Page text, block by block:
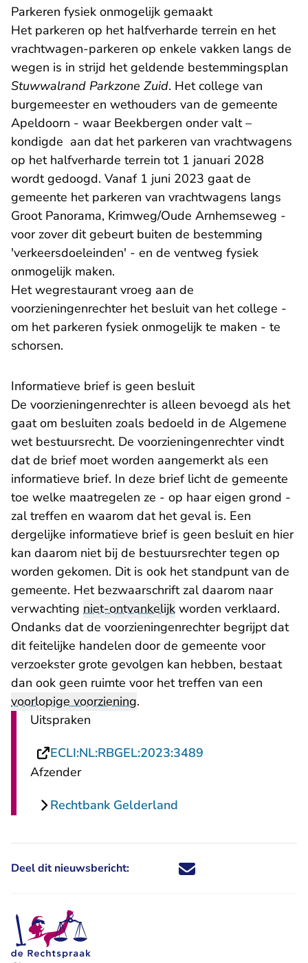
Parkeren fysiek onmogelijk gemaakt
Het parkeren op het halfverharde terrein en het
vrachtwagen-parkeren op enkele vakken langs de
wegen is in strijd het geldende bestemmingsplan
Stuwwalrand Parkzone Zuid. Het college van
burgemeester en wethouders van de gemeente
Apeldoorn - waar Beekbergen onder valt –
kondigde aan dat het parkeren van vrachtwagens
op het halfverharde terrein tot 1 januari 2028
wordt gedoogd. Vanaf 1 juni 2023 gaat de
gemeente het parkeren van vrachtwagens langs
Groot Panorama, Krimweg/Oude Arnhemseweg -
voor zover dit gebeurt buiten de bestemming
'verkeersdoeleinden' - en de ventweg fysiek
onmogelijk maken.
Het wegrestaurant vroeg aan de
voorzieningenrechter het besluit van het college -
om het parkeren fysiek onmogelijk te maken - te
schorsen.
Informatieve brief is geen besluit
De voorzieningenrechter is alleen bevoegd als het
gaat om besluiten zoals bedoeld in de Algemene
wet bestuursrecht. De voorzieningenrechter vindt
dat de brief moet worden aangemerkt als een
informatieve brief. In deze brief licht de gemeente
toe welke maatregelen ze - op haar eigen grond -
zal treffen en waarom dat het geval is. Een
dergelijke informatieve brief is geen besluit en hier
kan daarom niet bij de bestuursrechter tegen op
worden gekomen. Dit is ook het standpunt van de
gemeente. Het bezwaarschrift zal daarom naar
verwachting niet-ontvankelijk worden verklaard.
Ondanks dat de voorzieningenrechter begrijpt dat
dit feitelijke handelen door de gemeente voor
verzoekster grote gevolgen kan hebben, bestaat
dan ook geen ruimte voor het treffen van een
voorlopige voorziening.
Uitspraken
ECLI:NL:RBGEL:2023:3489
Afzender
Rechtbank Gelderland
Deel dit nieuwsbericht: Deel dit nieuwsbericht via X -
Deel dit nieuwsbericht via
Deel dit nieuwsbericht
Deel dit